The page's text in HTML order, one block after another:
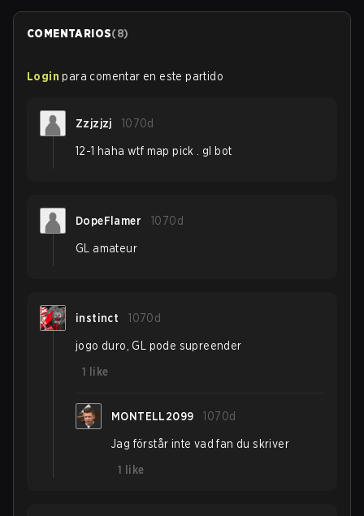
COMENTARIOS(8)
Login para comentar en este partido
Zzjzjzj 1070d
12-1 haha wtf map pick . gl bot
DopeFlamer 1070d
GL amateur
instinct 1070d
jogo duro, GL pode supreender
1
like
MONTELL2099 1070d
Jag förstår inte vad fan du skriver
1
like